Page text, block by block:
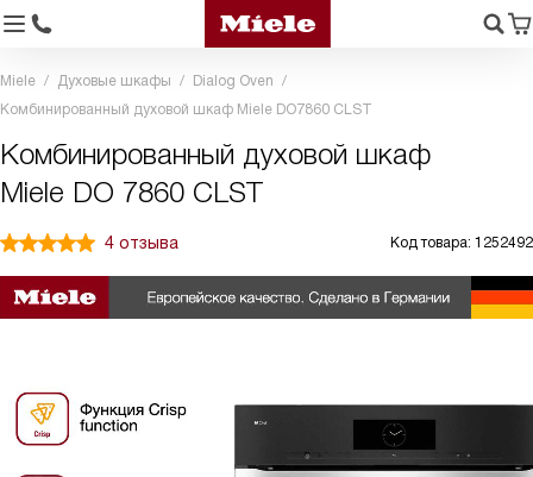
Miele Духовые шкафы
Dialog Oven
Комбинированный духовой шкаф Miele DO7860 CLST
Комбинированный духовой шкаф
Miele DO 7860 CLST
4 отзыва Код товара: 1252492